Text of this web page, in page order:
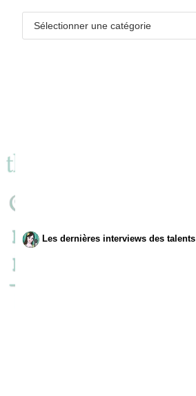
Catégories
Les dernières interviews des talents